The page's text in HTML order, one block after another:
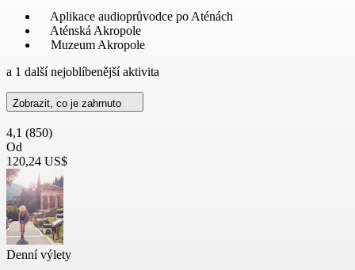
Aplikace audioprůvodce po Aténách
Aténská Akropole
Muzeum Akropole
a 1 další nejoblíbenější aktivita
Zobrazit, co je zahrnuto
4,1 (850)
Od
120,24 US$
Denní výlety